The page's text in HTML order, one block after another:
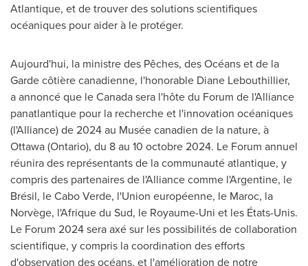
Atlantique, et de trouver des solutions scientifiques
océaniques pour aider à le protéger.
Aujourd'hui, la ministre des Pêches, des Océans et de la
Garde côtière canadienne, l'honorable Diane Lebouthillier,
a annoncé que le Canada sera l'hôte du Forum de l'Alliance
panatlantique pour la recherche et l'innovation océaniques
(l'Alliance) de 2024 au Musée canadien de la nature, à
Ottawa(Ontario), du 8 au 10 octobre 2024. Le Forum annuel
réunira des représentants de la communauté atlantique, y
compris des partenaires de l'Alliance comme l'Argentine, le
Brésil, leCabo Verde, l'Union européenne, le Maroc, la
Norvège, l'Afrique du Sud, le Royaume-Uni et les États-Unis.
Le Forum 2024 sera axé sur les possibilités de collaboration
scientifique, y compris la coordination des efforts
d'observation des océans, et l'amélioration de notre